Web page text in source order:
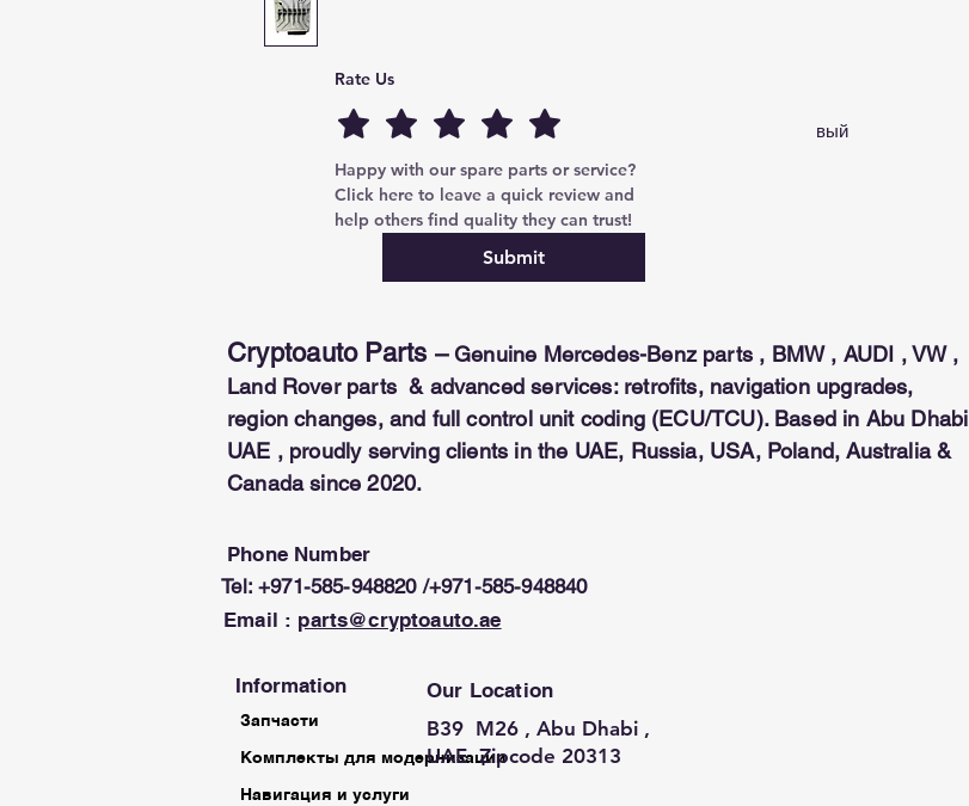
Mercedes-Benz CONTROL UNIT Звуковая система A2139004535
Mercedes-Benz E W212 усилитель звука аудио A2139004535, новый
оригинальный
Rate Us
Happy with our spare parts or service?
Click here to leave a quick review and
help others find quality they can trust!
Submit
Cryptoauto Parts – Genuine Mercedes-Benz parts , BMW , AUDI , VW ,
Land Rover parts & advanced services: retrofits, navigation upgrades,
region changes, and full control unit coding (ECU/TCU). Based in Abu Dhabi
UAE , proudly serving clients in the UAE, Russia, USA, Poland, Australia &
Canada since 2020.
Phone Number
Tel: +971-585-948820 /+971-585-948840
Email : parts@cryptoauto.ae
Information
Запчасти
Комплекты для модернизации
Навигация и услуги
Our Location
B39 M26 , Abu Dhabi ,
UAE Zipcode 20313